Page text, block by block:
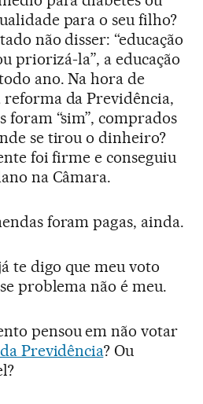
para o seu filho?
não disser: “educação
priorizá-la”, a educação
ano. Na hora de
reforma da Previdência,
foram “sim”, comprados
se tirou o dinheiro?
foi firme e conseguiu
na Câmara.
foram pagas, ainda.
te digo que meu voto
problema não é meu.
pensou em não votar
Previdência? Ou